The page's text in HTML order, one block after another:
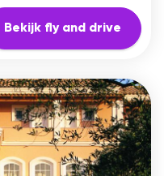
Bekijk fly and drive